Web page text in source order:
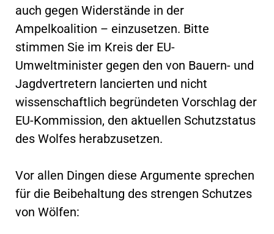
auch gegen Widerstände in der
Ampelkoalition – einzusetzen. Bitte
stimmen Sie im Kreis der EU-
Umweltminister gegen den von Bauern- und
Jagdvertretern lancierten und nicht
wissenschaftlich begründeten Vorschlag der
EU-Kommission, den aktuellen Schutzstatus
des Wolfes herabzusetzen.
Vor allen Dingen diese Argumente sprechen
für die Beibehaltung des strengen Schutzes
von Wölfen: